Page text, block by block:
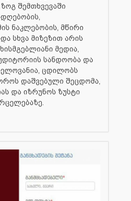
შემთხვევაში
ნაკლებობის, მწირი
სხვა მიზეზით არის
მედია,
სანდოობა და
ცდილობს
დაშვებული შეცდომა,
და იზრუნოს ზუსტი